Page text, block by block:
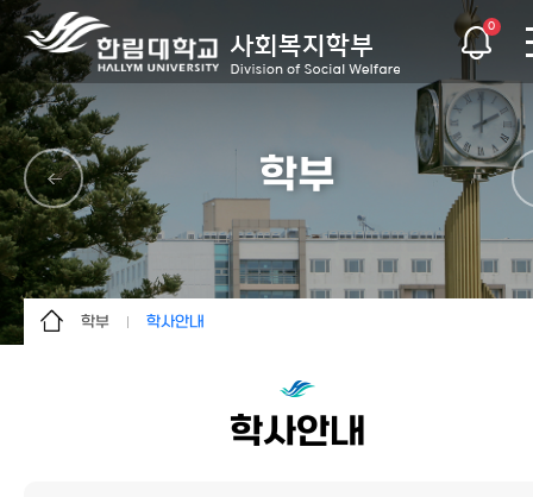
0
학부
학부 학사안내
학사안내